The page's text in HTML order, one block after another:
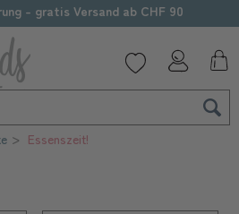
- gratis Versand ab CHF 90
Essenszeit!